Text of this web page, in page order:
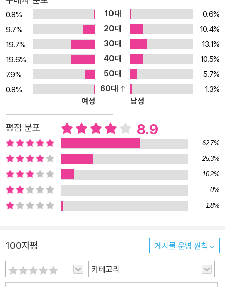
권의 다양한 경제학 서적을 섭렵했다. 그럼에도 불구하고 풀리지 않
는 의문은 있었다. “경제 전망이 뉴스나 기사, 책마다 다르게 나타나
는 것은 왜일까?” 같은 것이었다. 그녀는 이 모든 것들을 관통하는 근
본적인 원리가 ‘자본주의’라고 생각했고, 이것을 방송에서 다뤄보기
로 결심했다. 그런데 자본주의는 너무나 광범위하고 할 이야기가 많
아 난감했다. 먼저 30~50대 일반인들을 만나 조사해 보니 그들의 가
장 큰 관심사는 금융과 소비였다. 목표를 정한 그녀는 자본주의의 발
상지인 ‘영국’과 자본주의를 꽃피운 ‘미국’으로 갔다. 자본주의 역사
그 자체인 영국과 미국의 석학들은 현재의 자본주의를 어떻게 바라보
는지 궁금했다. 2007년 노벨경제학상을 받은 에릭 매스킨 프린스턴
대 교수, 2011년 영국《이코노미스트》가 선정한 ‘세계에서 가장 영향
력 있는 경제학자 1위’인 라구람 라잔 시카고대 경영대학원 교수 등을
인터뷰했다. 자본주의에 대한 서로 다른 시각을 가진 여러 전문가를
선정했고 내심 불꽃 튀는 논쟁도 기대했는데, 결국은 비슷한 이야기
가 나왔다. “미안하다. 자본주의의 갈 길을 다시 한번 생각해야 할 때
을 갚는다’는 것이 개인에게는 속박과 굴레를 벗어남을 뜻하지만 국
가 경제로 보면 경제 규모의 축소를 의미한다든지, 뉴스에서 나오는
‘서브프라임 모기지’는 대체 무엇이고 왜 문제가 생겼는지, 저축은행
0.8% 10대
0.6%
9.7%
20대
10.4%
19.7%
30대
13.1%
19.6%
40대
10.5%
7.9%
50대
5.7%
0.8%
60대
1.3%
여성
남성
평점 분포 8.9
62.7%
25.3%
10.2%
0%
1.8%
100자평 게시물 운영 원칙
카테고리